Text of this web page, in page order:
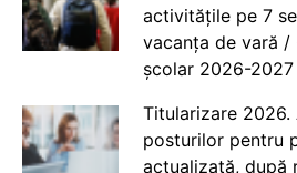
activitățile pe 7
vacanța de vară /
școlar 2026-
Titularizare 2026.
posturilor pentru
actualizată, după